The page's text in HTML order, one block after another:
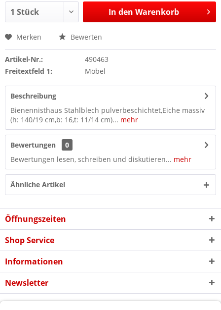
In den Warenkorb
Merken Bewerten
Artikel-Nr.:
490463
Freitextfeld 1:
Möbel
Beschreibung
Bienennisthaus Stahlblech pulverbeschichtet,Eiche massiv
(h: 140/19 cm,b: 16,t: 11/14 cm)... mehr
Bewertungen
0
Bewertungen lesen, schreiben und diskutieren... mehr
Ähnliche Artikel
Öffnungszeiten
Shop Service
Informationen
Newsletter